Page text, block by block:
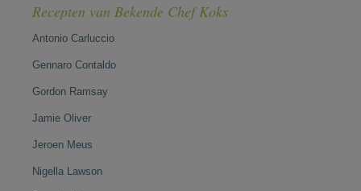
Recepten van Bekende Chef Koks
Antonio Carluccio
Gennaro Contaldo
Gordon Ramsay
Jamie Oliver
Jeroen Meus
Nigella Lawson